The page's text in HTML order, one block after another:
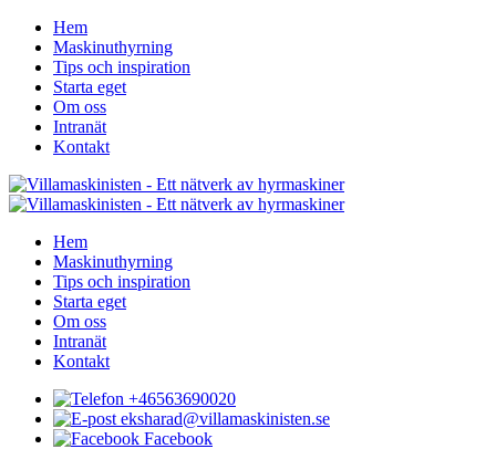
Hem
Maskinuthyrning
Tips och inspiration
Starta eget
Om oss
Intranät
Kontakt
Hem
Maskinuthyrning
Tips och inspiration
Starta eget
Om oss
Intranät
Kontakt
+46563690020
eksharad@villamaskinisten.se
Facebook